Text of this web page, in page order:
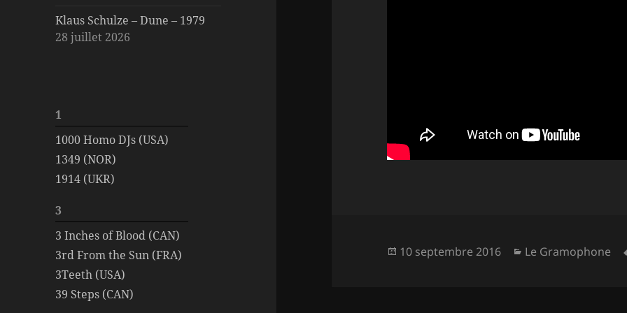
Klaus Schulze – Dune – 1979
28 juillet 2026
1
1000 Homo DJs (USA)
1349 (NOR)
1914 (UKR)
3
3 Inches of Blood (CAN)
3rd From the Sun (FRA)
3Teeth (USA)
39 Steps (CAN)
Publié
10 septembre 2016 Catégories
Le Gramophone